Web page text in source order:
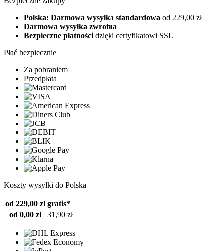
Polska: Darmowa wysyłka standardowa od 229,00 zł
Darmowa wysyłka zwrotna
Bezpieczne płatności dzięki certyfikatowi SSL
Płać bezpiecznie
Za pobraniem
Przedpłata
Koszty wysyłki do Polska
od 229,00 zł gratis*
od 0,00 zł
31,90 zł